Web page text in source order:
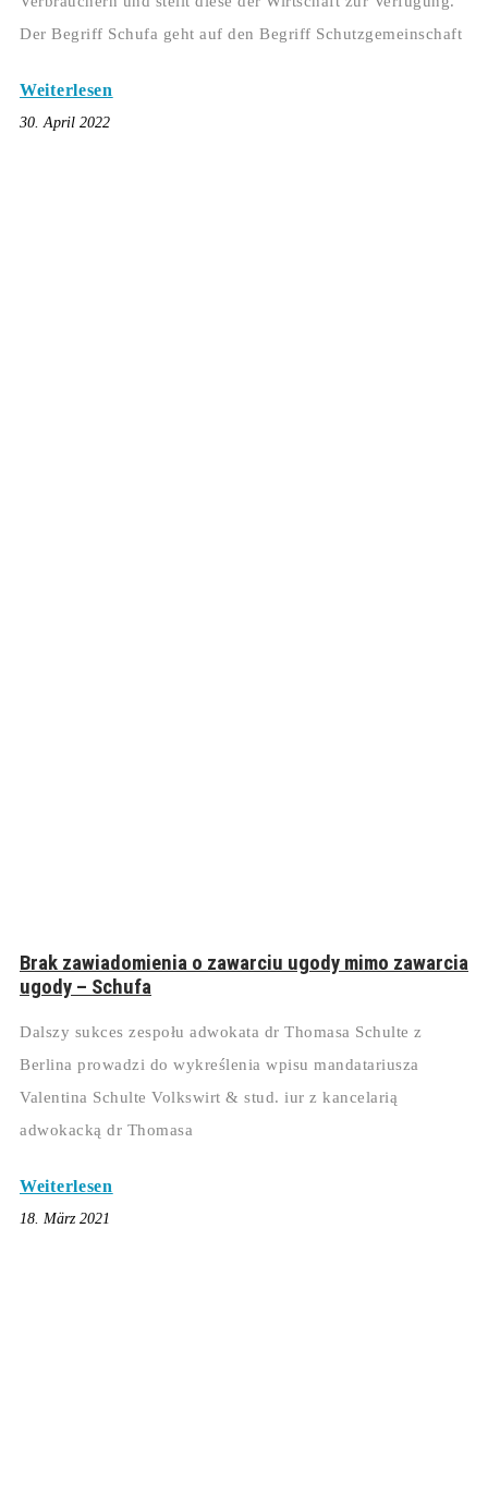
Der Begriff Schufa geht auf den Begriff Schutzgemeinschaft
Weiterlesen
30. April 2022
Brak zawiadomienia o zawarciu ugody mimo zawarcia
ugody – Schufa
Dalszy sukces zespołu adwokata dr Thomasa Schulte z
Berlina prowadzi do wykreślenia wpisu mandatariusza
Valentina Schulte Volkswirt & stud. iur z kancelarią
adwokacką dr Thomasa
Weiterlesen
18. März 2021